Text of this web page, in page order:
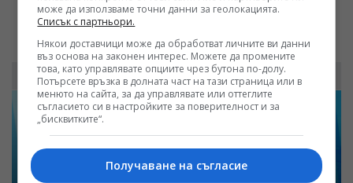
Акценти
може да използваме точни данни за геолокацията.
Списък с партньори.
Някои доставчици може да обработват личните ви данни
въз основа на законен интерес. Можете да промените
това, като управлявате опциите чрез бутона по-долу.
Потърсете връзка в долната част на тази страница или в
менюто на сайта, за да управлявате или оттеглите
съгласието си в настройките за поверителност и за
„бисквитките“.
Получаване на съгласие